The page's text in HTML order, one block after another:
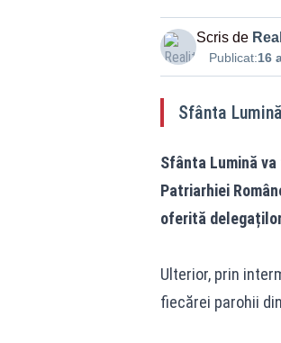
Scris de
Publicat:16
Sfânta
Sfânta Lumină
Patriarhiei
oferită
Ulterior, prin
fiecărei parohii